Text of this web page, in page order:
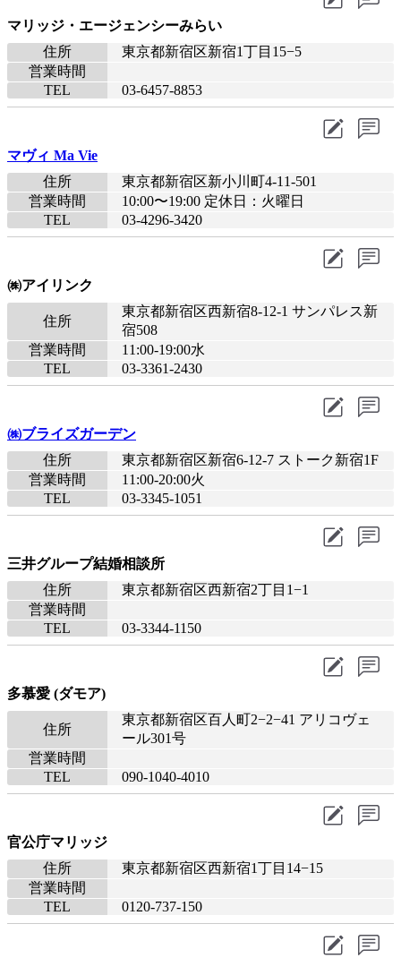
マリッジ・エージェンシーみらい
住所
東京都新宿区新宿1丁目15−5
営業時間
TEL
03-6457-8853
マヴィ Ma Vie
住所
東京都新宿区新小川町4-11-501
営業時間
10:00〜19:00 定休日：火曜日
TEL
03-4296-3420
㈱アイリンク
住所
東京都新宿区西新宿8-12-1 サンパレス新
宿508
営業時間
11:00-19:00水
TEL
03-3361-2430
㈱ブライズガーデン
住所
東京都新宿区新宿6-12-7 ストーク新宿1F
営業時間
11:00-20:00火
TEL
03-3345-1051
三井グループ結婚相談所
住所
東京都新宿区西新宿2丁目1−1
営業時間
TEL
03-3344-1150
多慕愛 (ダモア)
住所
東京都新宿区百人町2−2−41 アリコヴェ
ール301号
営業時間
TEL
090-1040-4010
官公庁マリッジ
住所
東京都新宿区西新宿1丁目14−15
営業時間
TEL
0120-737-150